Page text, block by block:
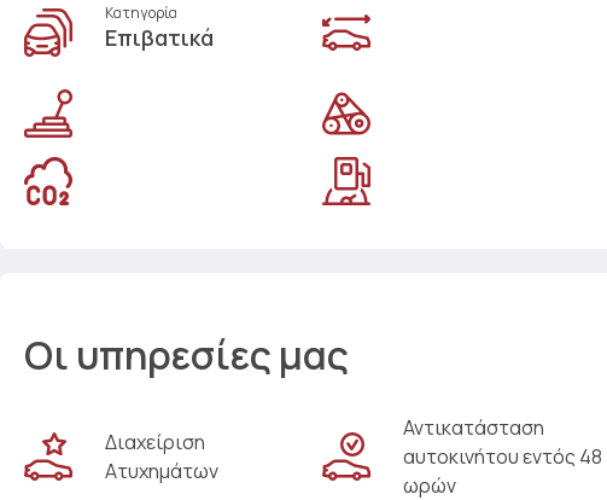
Κατηγορία
Επιβατικά
Οι υπηρεσίες μας
Διαχείριση
Ατυχημάτων
Αντικατάσταση
αυτοκινήτου εντός 48
ωρών